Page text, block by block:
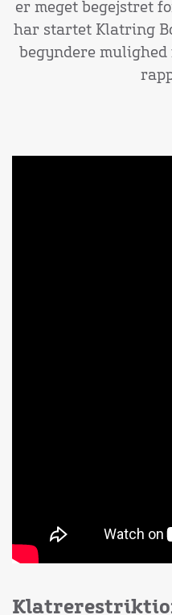
er meget begejstret
har startet Klatring
begyndere